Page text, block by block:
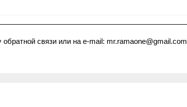
связи или на e-mail: mr.ramaone@gmail.com